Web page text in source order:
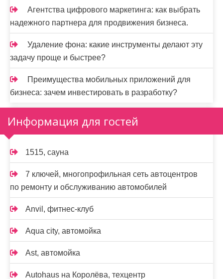
Агентства цифрового маркетинга: как выбрать
надежного партнера для продвижения бизнеса.
Удаление фона: какие инструменты делают эту
задачу проще и быстрее?
Преимущества мобильных приложений для
бизнеса: зачем инвестировать в разработку?
Информация для гостей
1515, сауна
7 ключей, многопрофильная сеть автоцентров
по ремонту и обслуживанию автомобилей
Anvil, фитнес-клуб
Aqua city, автомойка
Ast, автомойка
Autohaus на Королёва, техцентр